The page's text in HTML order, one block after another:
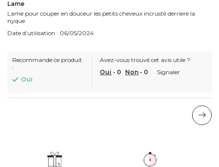
Lame
Lame pour couper en douceur les petits cheveux incrusté derriere la
nyque
Date d’utilisation : 06/05/2024
Recommande ce produit
:
Oui
Avez-vous trouvé cet avis utile ?
Oui - 0 Non - 0 Signaler